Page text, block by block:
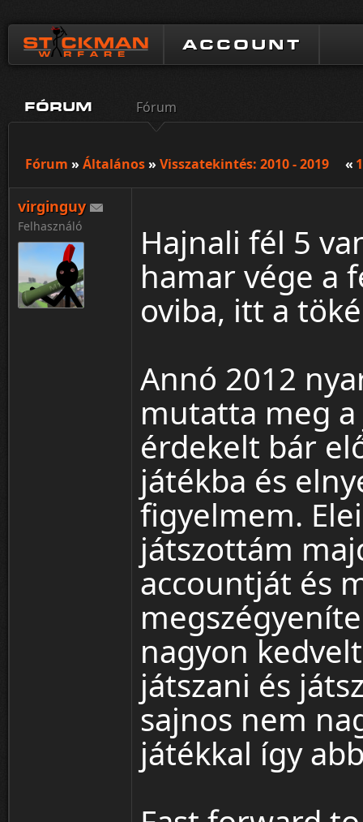
ACCOUNT
FÓRUM Fórum
Fórum » Általános» Visszatekintés: 2010 - 2019 « 1
virginguy
Felhasználó
Hajnali fél 5
hamar vége a
oviba, itt a
Annó 2012
mutatta meg
érdekelt bár
játékba és
figyelmem.
játszottám
accountját és
nagyon
játszani és
sajnos nem
játékkal így